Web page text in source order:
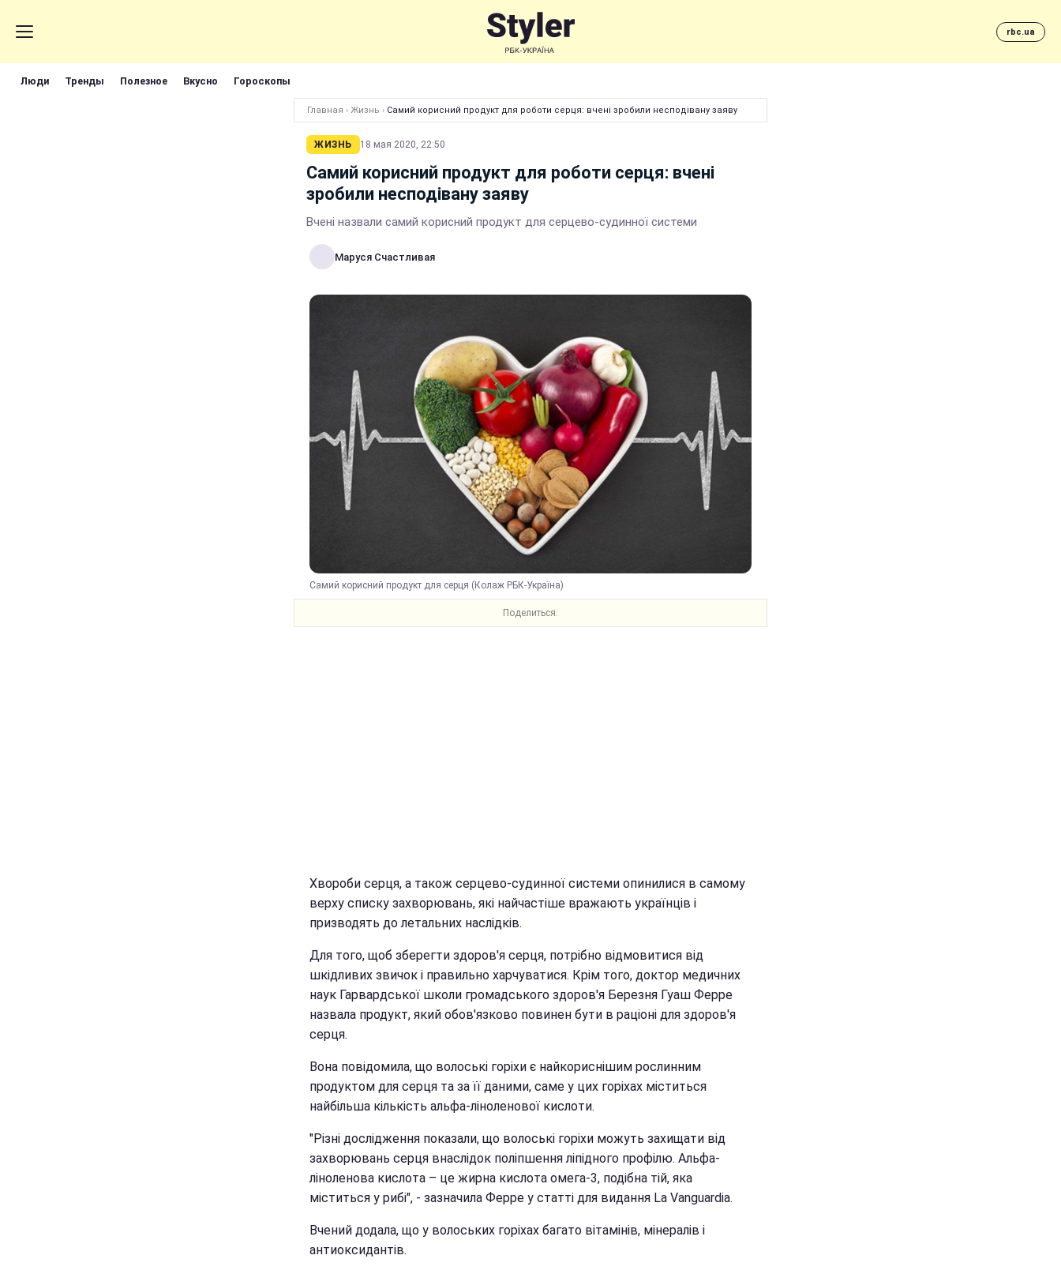
rbc.ua
Люди Тренды Полезное Вкусно Гороскопы
Главная › Жизнь › Самий корисний продукт для роботи серця: вчені зробили несподівану заяву
ЖИЗНЬ 18 мая 2020, 22:50
Самий корисний продукт для роботи серця: вчені
зробили несподівану заяву
Вчені назвали самий корисний продукт для серцево-судинної системи
Маруся Счастливая
Самий корисний продукт для серця (Колаж РБК-Україна)
Поделиться:
Хвороби серця, а також серцево-судинної системи опинилися в самому
верху списку захворювань, які найчастіше вражають українців і
призводять до летальних наслідків.
Для того, щоб зберегти здоров'я серця, потрібно відмовитися від
шкідливих звичок і правильно харчуватися. Крім того, доктор медичних
наук Гарвардської школи громадського здоров'я Березня Гуаш Ферре
назвала продукт, який обов'язково повинен бути в раціоні для здоров'я
серця.
Вона повідомила, що волоські горіхи є найкориснішим рослинним
продуктом для серця та за її даними, саме у цих горіхах міститься
найбільша кількість альфа-ліноленової кислоти.
"Різні дослідження показали, що волоські горіхи можуть захищати від
захворювань серця внаслідок поліпшення ліпідного профілю. Альфа-
ліноленова кислота – це жирна кислота омега-3, подібна тій, яка
міститься у рибі", - зазначила Ферре у статті для видання La Vanguardia.
Вчений додала, що у волоських горіхах багато вітамінів, мінералів і
антиоксидантів.